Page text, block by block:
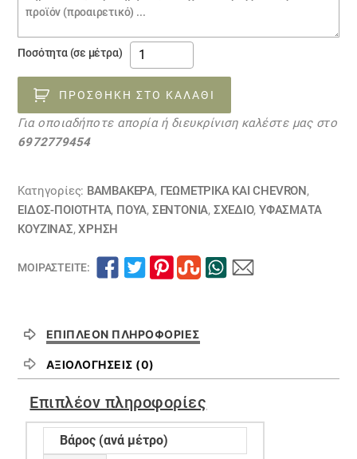
παραγγελίας
Ποσότητα (σε μέτρα)
σεντόνια
SEDDOTSBROWN
ποσότητα
ΠΡΟΣΘΉΚΗ ΣΤΟ ΚΑΛΆΘΙ
Για οποιαδήποτε απορία ή διευκρίνιση καλέστε μας στο
6972779454
Κατηγορίες: ΒΑΜΒΑΚΕΡΆ, ΓΕΩΜΕΤΡΙΚΆ ΚΑΙ CHEVRON ,
ΕΙΔΟΣ-ΠΟΙΟΤΗΤΑ, ΠΟΥΆ, ΣΕΝΤΌΝΙΑ, ΣΧΕΔΙΟ,ΥΦΆΣΜΑΤΑ
ΚΟΥΖΊΝΑΣ,ΧΡΗΣΗ
ΜΟΙΡΑΣΤΕΊΤΕ:
ΕΠΙΠΛΈΟΝ ΠΛΗΡΟΦΟΡΊΕΣ
ΑΞΙΟΛΟΓΉΣΕΙΣ (0)
Επιπλέον πληροφορίες
Βάρος (ανά μέτρο)